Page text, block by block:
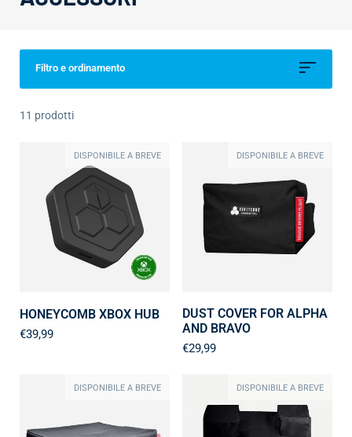
Filtro e ordinamento
11 prodotti
HONEYCOMB XBOX HUB
€39,99
DISPONIBILE A BREVE
DUST COVER FOR ALPHA
AND BRAVO
€29,99
DISPONIBILE A BREVE
DISPONIBILE A BREVE DISPONIBILE A BREVE